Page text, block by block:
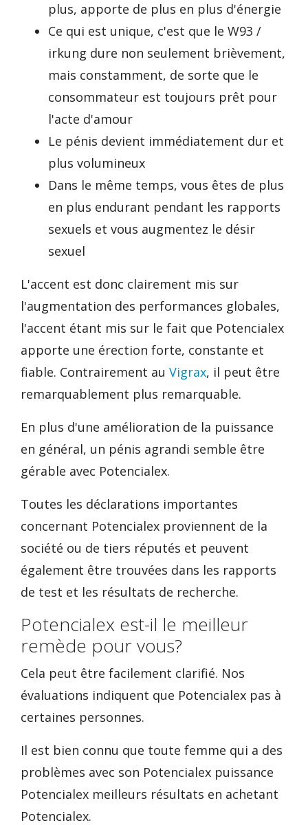
plus, apporte de plus en plus d'énergie
Ce qui est unique, c'est que le W93 /
irkung dure non seulement brièvement,
mais constamment, de sorte que le
consommateur est toujours prêt pour
l'acte d'amour
Le pénis devient immédiatement dur et
plus volumineux
Dans le même temps, vous êtes de plus
en plus endurant pendant les rapports
sexuels et vous augmentez le désir
sexuel
L'accent est donc clairement mis sur
l'augmentation des performances globales,
l'accent étant mis sur le fait que Potencialex
apporte une érection forte, constante et
fiable. Contrairement au Vigrax, il peut être
remarquablement plus remarquable.
En plus d'une amélioration de la puissance
en général, un pénis agrandi semble être
gérable avec Potencialex.
Toutes les déclarations importantes
concernant Potencialex proviennent de la
société ou de tiers réputés et peuvent
également être trouvées dans les rapports
de test et les résultats de recherche.
Potencialex est-il le meilleur
remède pour vous?
Cela peut être facilement clarifié. Nos
évaluations indiquent que Potencialex pas à
certaines personnes.
Il est bien connu que toute femme qui a des
problèmes avec son Potencialex puissance
Potencialex meilleurs résultats en achetant
Potencialex.